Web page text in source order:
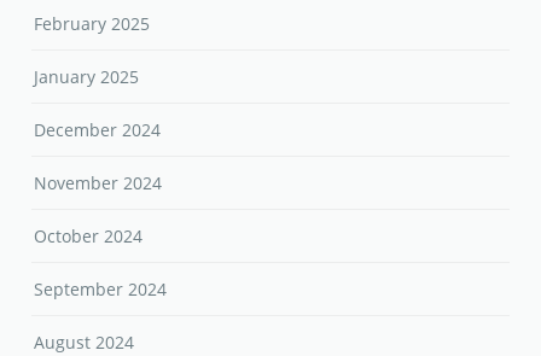
February 2025
January 2025
December 2024
November 2024
October 2024
September 2024
August 2024